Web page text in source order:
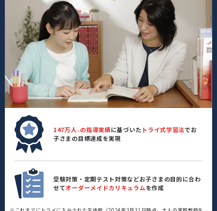
147万人 ※ の指導実績に基づいた トライ式学習法でお
子さまの目標達成を実現
受験対策・定期テスト対策などお子さまの目的に合わ
せてオーダーメイドカリキュラムを作成